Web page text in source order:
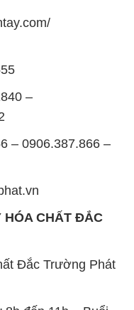
đến 11h – Buổi
– Buổi chiều: từ